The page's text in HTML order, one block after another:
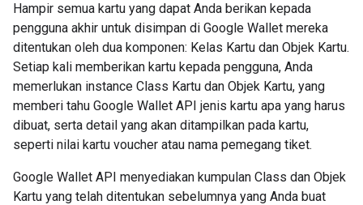
Hampir semua kartu yang dapat Anda berikan kepada
pengguna akhir untuk disimpan di Google Wallet mereka
ditentukan oleh dua komponen: Kelas Kartu dan Objek Kartu.
Setiap kali memberikan kartu kepada pengguna, Anda
memerlukan instance Class Kartu dan Objek Kartu, yang
memberi tahu Google Wallet API jenis kartu apa yang harus
dibuat, serta detail yang akan ditampilkan pada kartu,
seperti nilai kartu voucher atau nama pemegang tiket.
Google Wallet API menyediakan kumpulan Class dan Objek
Kartu yang telah ditentukan sebelumnya yang Anda buat